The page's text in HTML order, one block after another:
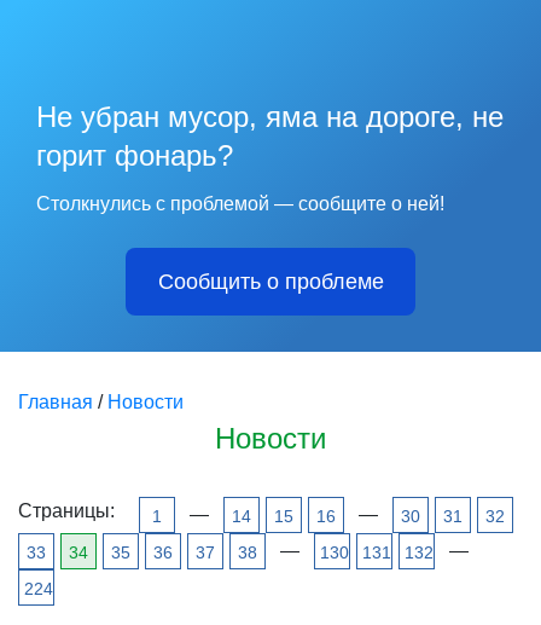
Не убран мусор, яма на дороге, не
горит фонарь?
Столкнулись с проблемой — сообщите о ней!
Сообщить о проблеме
Главная / Новости
Новости
Страницы: 1 — 14 15 16 — 30 31
32
33
34 35 36 37 38 — 130 131 132 —
224